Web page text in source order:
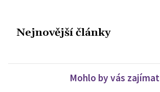
Nejnovější články
Mohlo by vás zajímat